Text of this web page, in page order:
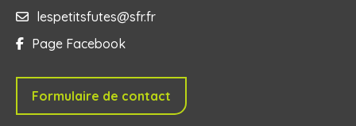
lespetitsfutes@sfr.fr
Page Facebook
Formulaire de contact